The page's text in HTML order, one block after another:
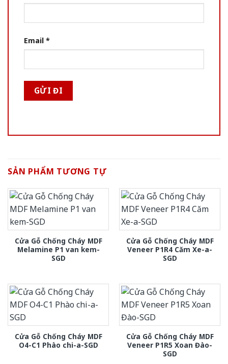
Email *
SẢN PHẨM TƯƠNG TỰ
Cửa Gỗ Chống Cháy MDF
Melamine P1 van kem-
SGD
Cửa Gỗ Chống Cháy MDF
Veneer P1R4 Căm Xe-a-
SGD
Cửa Gỗ Chống Cháy MDF
O4-C1 Phào chi-a-SGD
Cửa Gỗ Chống Cháy MDF
Veneer P1R5 Xoan Đào-
SGD